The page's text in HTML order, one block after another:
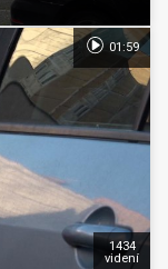
1434
videní
01:59